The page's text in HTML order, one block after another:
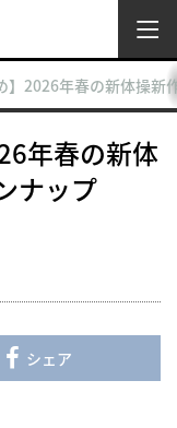
】2026年春の新体操
年春の新体
ナップ
シェア